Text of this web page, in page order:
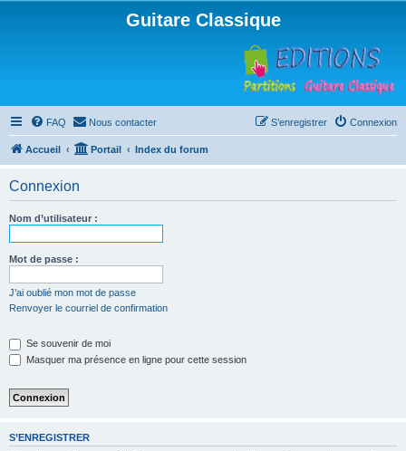
Guitare Classique
FAQ Nous contacter Connexion
S’enregistrer
Accueil Portail Index du forum
Connexion
Nom d’utilisateur :
Mot de passe :
J’ai oublié mon mot de passe
Renvoyer le courriel de confirmation
Se souvenir de moi
Masquer ma présence en ligne pour cette session
S’ENREGISTRER